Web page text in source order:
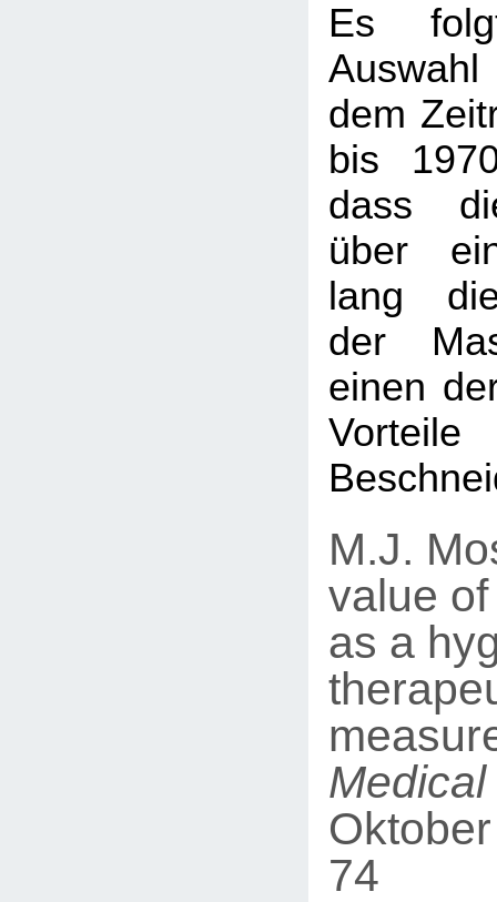
Es
Auswahl
dem
bis
dass
über
lang
der
einen
M.J.
value
as a
74